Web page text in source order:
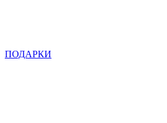
ПОДАРКИ